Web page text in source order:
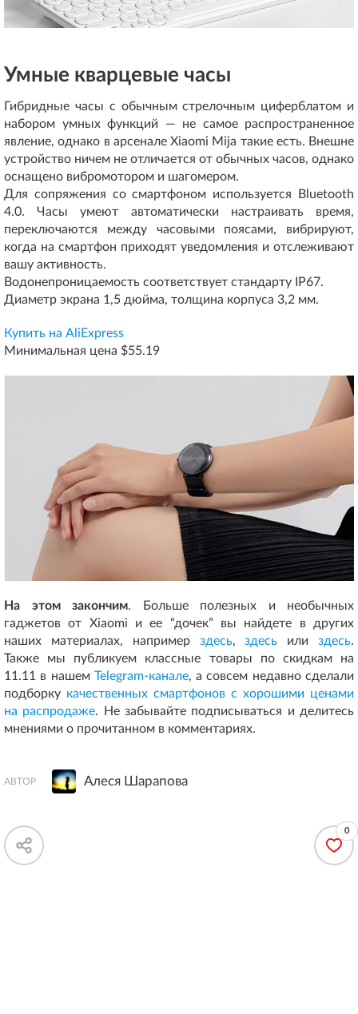
Умные кварцевые часы
Гибридные часы с обычным стрелочным циферблатом и
набором умных функций — не самое распространенное
явление, однако в арсенале Xiaomi Mija такие есть. Внешне
устройство ничем не отличается от обычных часов, однако
оснащено вибромотором и шагомером.
Для сопряжения со смартфоном используется Bluetooth
4.0. Часы умеют автоматически настраивать время,
переключаются между часовыми поясами, вибрируют,
когда на смартфон приходят уведомления и отслеживают
вашу активность.
Водонепроницаемость соответствует стандарту IP67.
Диаметр экрана 1,5 дюйма, толщина корпуса 3,2 мм.
Купить на AliExpress
Минимальная цена $55.19
На этом закончим. Больше полезных и необычных
гаджетов от Xiaomi и ее “дочек” вы найдете в других
наших материалах, например здесь,здесь илиздесь.
Также мы публикуем классные товары по скидкам на
11.11 в нашем Telegram-канале, а совсем недавно сделали
подборку качественных смартфонов с хорошими ценами
на распродаже. Не забывайте подписываться и делитесь
мнениями о прочитанном в комментариях.
АВТОР Алеся Шарапова
0